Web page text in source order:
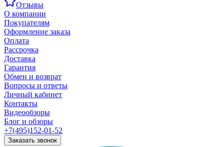
Отзывы
О компании
Покупателям
Оформление заказа
Оплата
Рассрочка
Доставка
Гарантия
Обмен и возврат
Вопросы и ответы
Личный кабинет
Контакты
Видеообзоры
Блог и обзоры
+7(495)152-01-52
Заказать звонок